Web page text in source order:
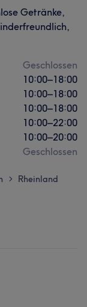
Getränke,
Geschlossen
10:00–18:00
10:00–18:00
10:00–18:00
10:00–22:00
10:00–20:00
Geschlossen
> Rheinland